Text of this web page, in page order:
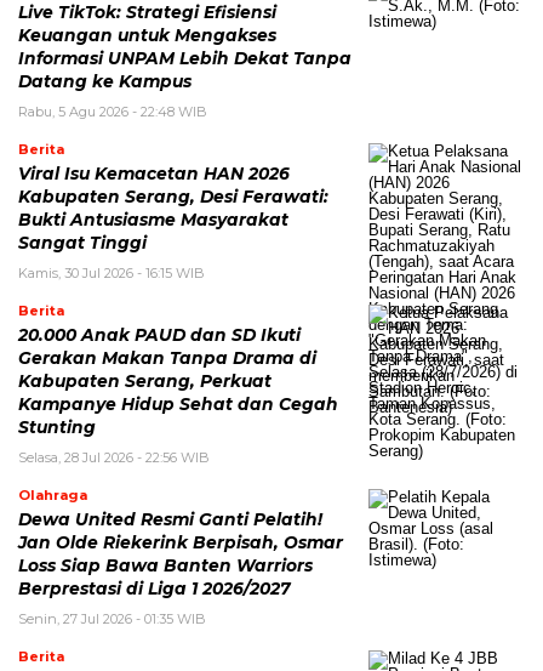
Live TikTok: Strategi Efisiensi
Keuangan untuk Mengakses
Informasi UNPAM Lebih Dekat Tanpa
Datang ke Kampus
Rabu, 5 Agu 2026 - 22:48 WIB
Berita
Viral Isu Kemacetan HAN 2026
Kabupaten Serang, Desi Ferawati:
Bukti Antusiasme Masyarakat
Sangat Tinggi
Kamis, 30 Jul 2026 - 16:15 WIB
Berita
20.000 Anak PAUD dan SD Ikuti
Gerakan Makan Tanpa Drama di
Kabupaten Serang, Perkuat
Kampanye Hidup Sehat dan Cegah
Stunting
Selasa, 28 Jul 2026 - 22:56 WIB
Olahraga
Dewa United Resmi Ganti Pelatih!
Jan Olde Riekerink Berpisah, Osmar
Loss Siap Bawa Banten Warriors
Berprestasi di Liga 1 2026/2027
Senin, 27 Jul 2026 - 01:35 WIB
Berita